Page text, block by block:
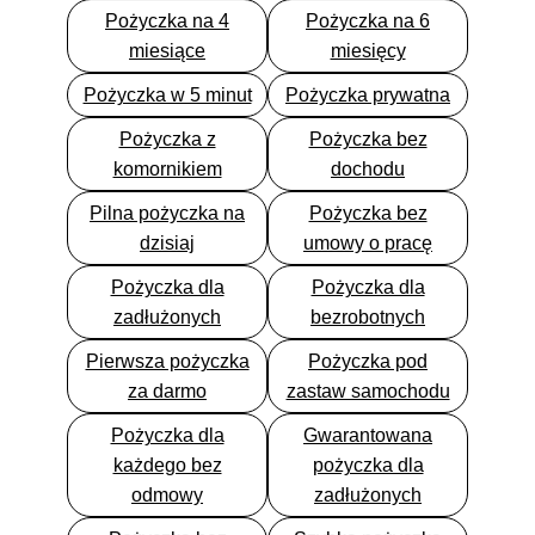
odsetki od kredytu w
wysokości 1097.02
Prowizja za
udostępnienie Limitu
Kredytowego w
wysokości1804.00
– Założenia przyjęte do
obliczenia rzeczywistej
rocznej stopy
oprocentowania:
Klient wykorzystuje Limit
Kredytowy w całości
poprzez dokonanie jednej
Transakcji
Bezgotówkowej, w dniu
udostępnienia Klientowi
Limitu Kredytowego,
Klient dokonuje spłaty
zadłużenia po upływie
Pożyczka na 4
miesiące
Pożyczka na 6
miesięcy
Pożyczka w 5 minut Pożyczka prywatna
Pożyczka z
komornikiem
Pożyczka bez
dochodu
Pilna pożyczka na
dzisiaj
Pożyczka bez
umowy o pracę
Pożyczka dla
zadłużonych
Pożyczka dla
bezrobotnych
Pierwsza pożyczka
za darmo
Pożyczka pod
zastaw samochodu
Pożyczka dla
każdego bez
odmowy
Gwarantowana
pożyczka dla
zadłużonych